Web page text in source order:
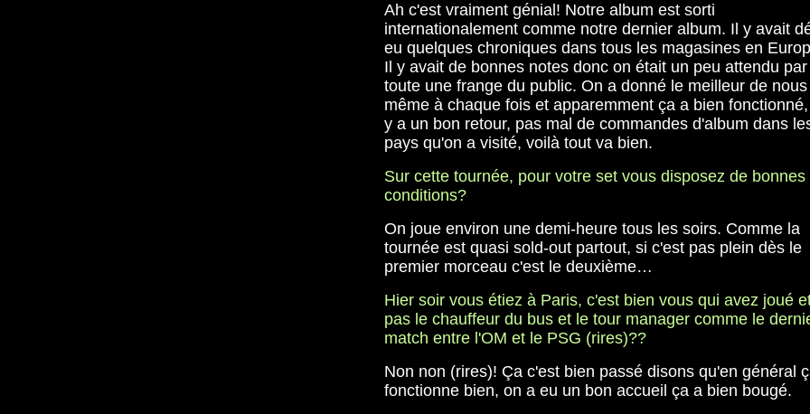
Ah c'est vraiment génial! Notre album est sorti
internationalement comme notre dernier album. Il y avait
eu quelques chroniques dans tous les magasines en
Il y avait de bonnes notes donc on était un peu attendu par
toute une frange du public. On a donné le meilleur de nous
même à chaque fois et apparemment ça a bien fonctionné,
y a un bon retour, pas mal de commandes d'album dans
pays qu'on a visité, voilà tout va bien.
Sur cette tournée, pour votre set vous disposez de bonnes
conditions?
On joue environ une demi-heure tous les soirs. Comme la
tournée est quasi sold-out partout, si c'est pas plein dès le
premier morceau c'est le deuxième…
Hier soir vous étiez à Paris, c'est bien vous qui avez joué
pas le chauffeur du bus et le tour manager comme le
match entre l'OM et le PSG (rires)??
Non non (rires)! Ça c'est bien passé disons qu'en général
fonctionne bien, on a eu un bon accueil ça a bien bougé.